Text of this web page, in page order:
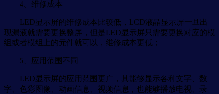
4、维修成本
LED显示屏的维修成本比较低，LCD液晶显示屏一旦出
现漏液就需要更换整屏，但是LED显示屏只需要更换对应的模
组或者模组上的元件就可以，维修成本更低；
5、应用范围不同
LED显示屏的应用范围更广，其能够显示各种文字、数
字、色彩图像、动画信息、视频信息，也能够播放电视、录